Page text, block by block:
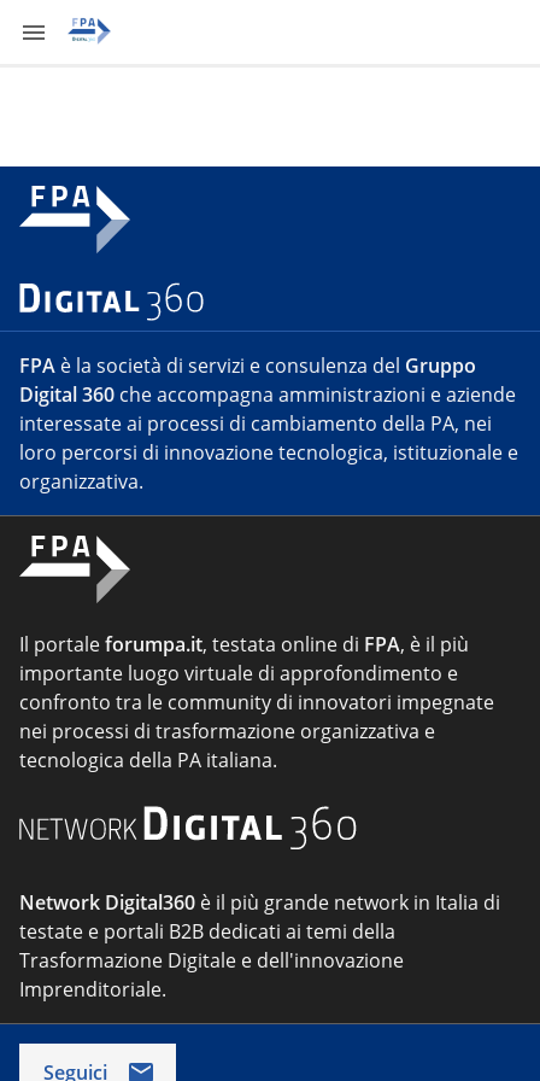
FPA è la società di servizi e consulenza del Gruppo
Digital 360 che accompagna amministrazioni e aziende
interessate ai processi di cambiamento della PA, nei
loro percorsi di innovazione tecnologica, istituzionale e
organizzativa.
Il portaleforumpa.it, testata online di FPA, è il più
importante luogo virtuale di approfondimento e
confronto tra le community di innovatori impegnate
nei processi di trasformazione organizzativa e
tecnologica della PA italiana.
Network Digital360 è il più grande network in Italia di
testate e portali B2B dedicati ai temi della
Trasformazione Digitale e dell'innovazione
Imprenditoriale.
Seguici